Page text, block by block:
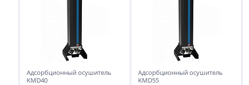
Адсорбционный осушитель
KMD55
Адсорбционный осушитель
KMD40